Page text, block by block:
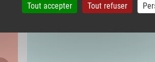
Tout accepter Tout refuser